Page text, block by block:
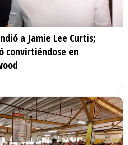
a Jamie Lee Curtis;
convirtiéndose en